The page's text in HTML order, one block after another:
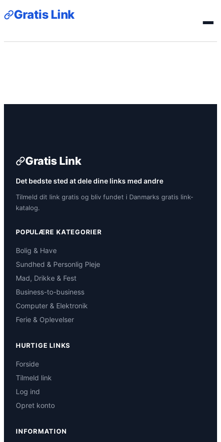
Gratis Link
Gratis Link
Det bedste sted at dele dine links med andre
Tilmeld dit link gratis og bliv fundet i Danmarks gratis link-
katalog.
POPULÆRE KATEGORIER
Bolig & Have
Sundhed & Personlig Pleje
Mad, Drikke & Fest
Business-to-business
Computer & Elektronik
Ferie & Oplevelser
HURTIGE LINKS
Forside
Tilmeld link
Log ind
Opret konto
INFORMATION